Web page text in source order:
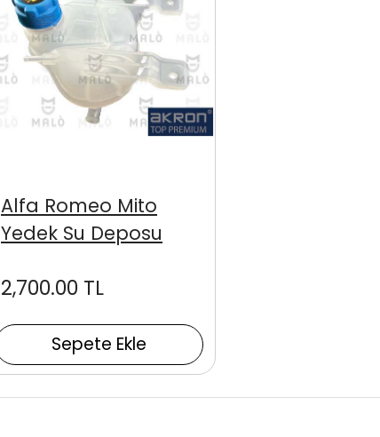
Sepete Ekle
Alfa Romeo Mito
Yedek Su Deposu
2,700.00 TL